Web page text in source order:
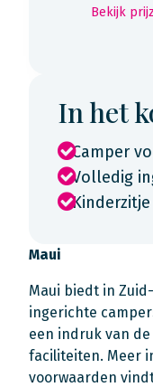
Bekijk
In het
Camper
Volledig
Maui
Maui biedt in
ingerichte
een indruk van
faciliteiten. Meer
voorwaarden